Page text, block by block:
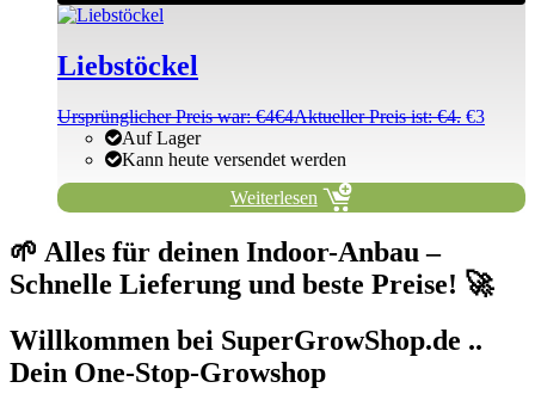
Liebstöckel
Ursprünglicher Preis war: €4€4Aktueller Preis ist: €4. €3
Auf Lager
Kann heute versendet werden
Weiterlesen
🌱 Alles für deinen Indoor-Anbau –
Schnelle Lieferung und beste Preise! 🚀
Willkommen bei SuperGrowShop.de ..
Dein One-Stop-Growshop